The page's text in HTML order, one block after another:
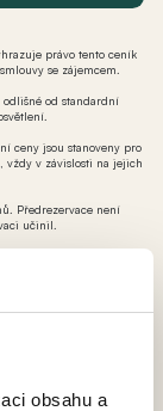
obsahu a
právo tento ceník
se zájemcem.
od standardní
ceny jsou stanoveny pro
vždy v závislosti na jejich
Předrezervace není
učinil.